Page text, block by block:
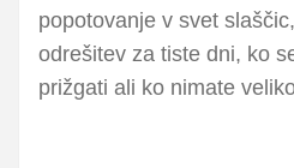
popotovanje v svet
odrešitev za tiste dni, ko
prižgati ali ko nimate